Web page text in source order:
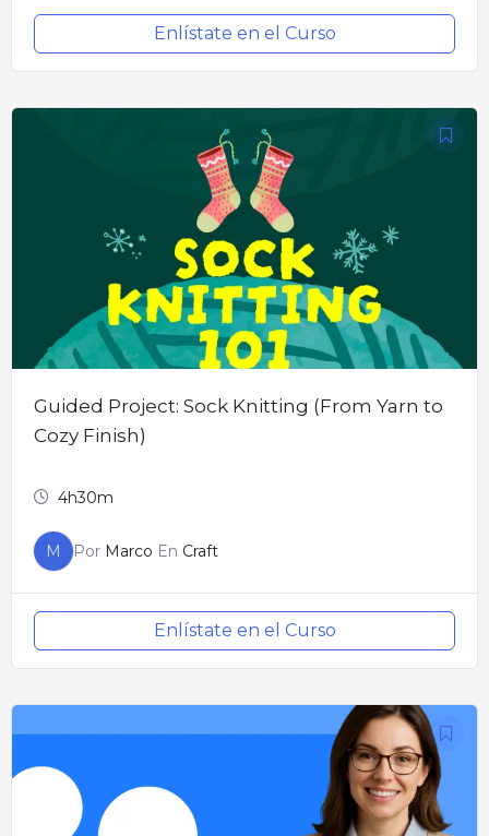
Enlístate en el Curso
Guided Project: Sock Knitting (From Yarn to
Cozy Finish)
4h30m
M Por Marco En Craft
Enlístate en el Curso